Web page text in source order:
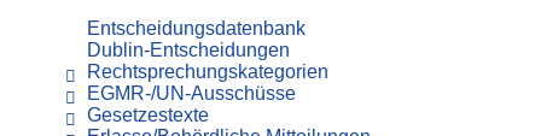
Entscheidungsdatenbank
Dublin-Entscheidungen
Rechtsprechungskategorien
EGMR-/UN-Ausschüsse
Gesetzestexte